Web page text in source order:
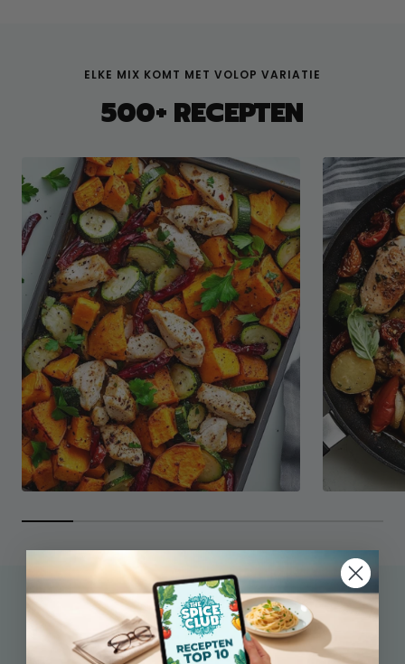
ELKE MIX KOMT MET VOLOP VARIATIE
500+ RECEPTEN